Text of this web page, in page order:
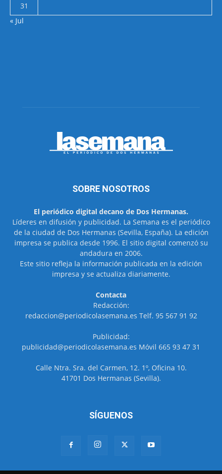
31
« Jul
SOBRE NOSOTROS
El periódico digital decano de Dos Hermanas.
Líderes en difusión y publicidad. La Semana es el periódico
de la ciudad de Dos Hermanas (Sevilla, España). La edición
impresa se publica desde 1996. El sitio digital comenzó su
andadura en 2006.
Este sitio refleja la información publicada en la edición
impresa y se actualiza diariamente.
Contacta
Redacción:
redaccion@periodicolasemana.es Telf. 95 567 91 92
Publicidad:
publicidad@periodicolasemana.es Móvil 665 93 47 31
Calle Ntra. Sra. del Carmen, 12. 1º, Oficina 10.
41701 Dos Hermanas (Sevilla).
SÍGUENOS